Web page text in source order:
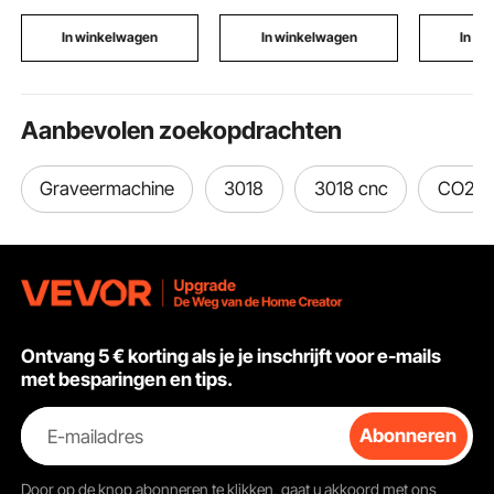
Opbergtas, 201-213 cm
(B) BlauwIn winkelwagen
opbergwagen voor
kantoor, werkplaats,
In winkelwagen
nano-
In
Aanbevolen zoekopdrachten
Graveermachine 3018 3018 cnc CO2
Ontvang 5 € korting als je je inschrijft voor e-mails
met besparingen en tips.
E-mailadres Abonneren
Door op de knopabonneren te klikken, gaat u akkoord met ons